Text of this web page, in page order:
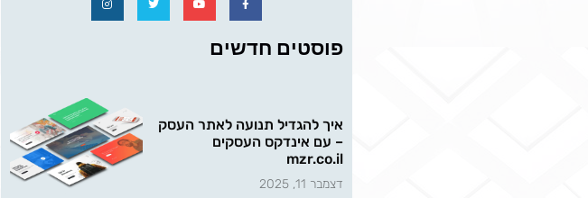
פוסטים חדשים
איך להגדיל תנועה לאתר העסק
– עם אינדקס העסקים
mzr.co.il
דצמבר 11, 2025